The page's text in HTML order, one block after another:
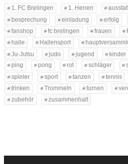
1. FC Brelingen 1. Herren
besprechung
einladung erfolg
fanshop
fc brelingen frauen
halle
Hallensport
Ju-Jutsu
judo jugend kinder
ping
pong rot schläger
spieler
sport tanzen tennis
trinken
Trommeln turnen
zubehör
zusammenhalt